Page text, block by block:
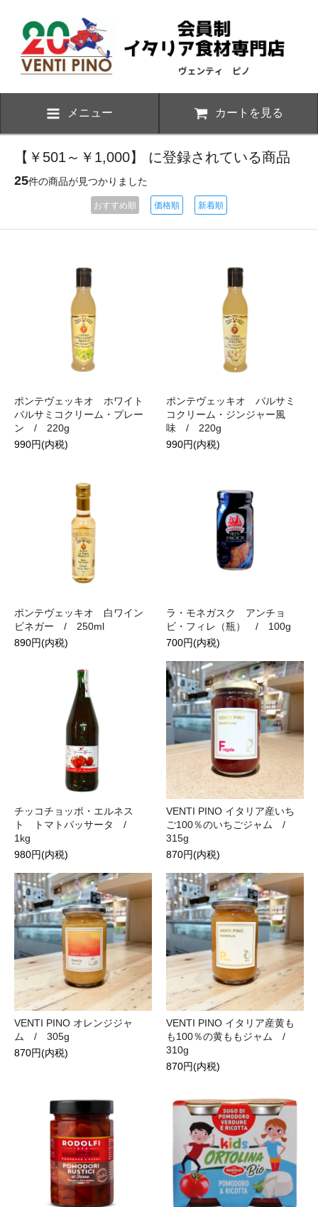
メニュー カートを見る
【￥501～￥1,000】 に登録されている商品
25件の商品が見つかりました
おすすめ順 価格順 新着順
ポンテヴェッキオ ホワイト
バルサミコクリーム・プレー
ン / 220g
990円(内税)
ポンテヴェッキオ バルサミ
コクリーム・ジンジャー風
味 / 220g
990円(内税)
ポンテヴェッキオ 白ワイン
ビネガー / 250ml
890円(内税)
ラ・モネガスク アンチョ
ビ・フィレ（瓶） / 100g
700円(内税)
チッコチョッポ・エルネス
ト トマトパッサータ /
1kg
980円(内税)
VENTI PINO イタリア産いち
ご100％のいちごジャム /
315g
870円(内税)
VENTI PINO オレンジジャ
ム / 305g
870円(内税)
VENTI PINO イタリア産黄も
も100％の黄ももジャム /
310g
870円(内税)